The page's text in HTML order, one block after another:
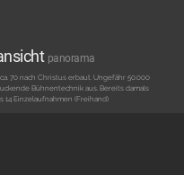
panorama
70 nach Christus erbaut. Ungefähr 50.000
Bühnentechnik aus. Bereits damals
14 Einzelaufnahmen (Freihand)